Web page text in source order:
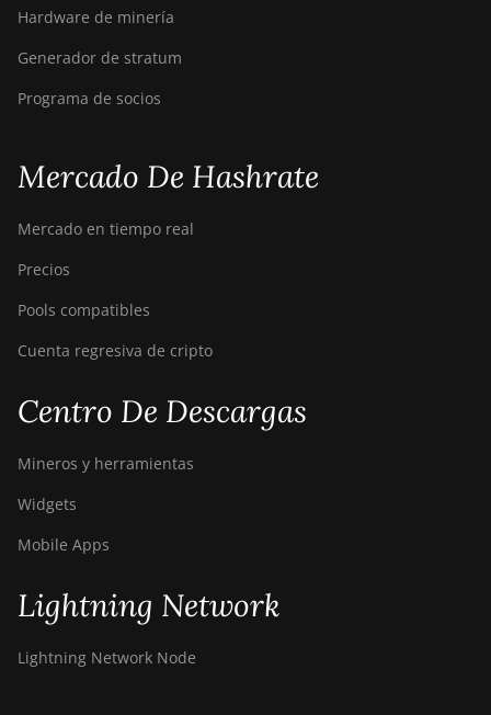
Hardware de minería
Generador de stratum
Programa de socios
Mercado De Hashrate
Mercado en tiempo real
Precios
Pools compatibles
Cuenta regresiva de cripto
Centro De Descargas
Mineros y herramientas
Widgets
Mobile Apps
Lightning Network
Lightning Network Node